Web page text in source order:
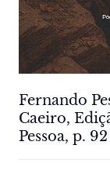
Fernando
Caeiro,
Pessoa, p. 92